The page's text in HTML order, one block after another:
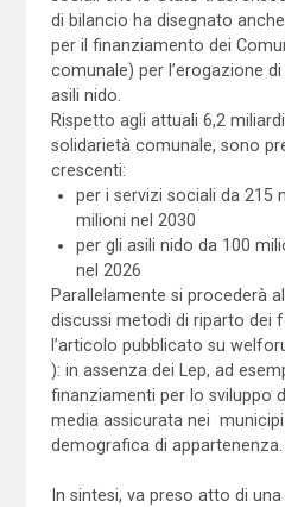
di bilancio ha disegnato
per il finanziamento dei
comunale) per l’erogazione
asili nido.
Rispetto agli attuali 6,2
solidarietà comunale, sono
crescenti:
per i servizi sociali da 215
milioni nel 2030
per gli asili nido da 100
nel 2026
Parallelamente si procederà
discussi metodi di riparto dei
l’articolo pubblicato su
): in assenza dei Lep, ad
finanziamenti per lo sviluppo
media assicurata nei
demografica di appartenenza.
In sintesi, va preso atto di